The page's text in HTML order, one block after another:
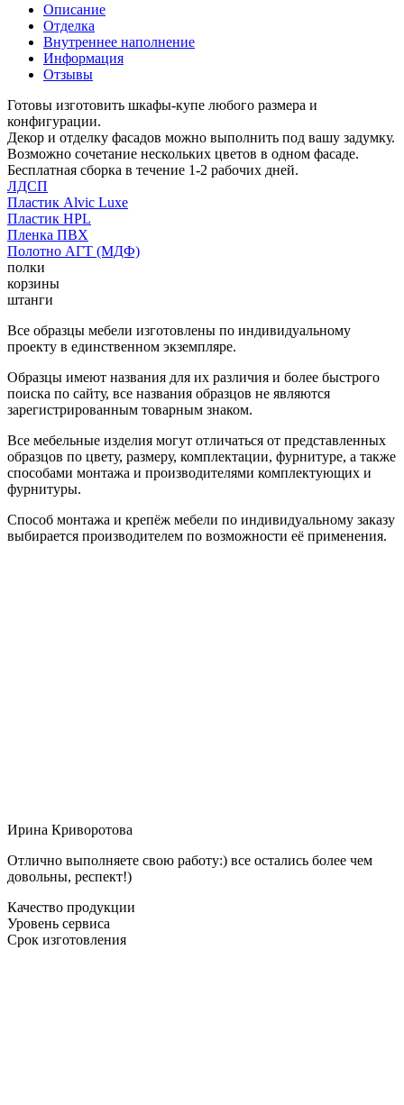
Описание
Отделка
Внутреннее наполнение
Информация
Отзывы
Готовы изготовить шкафы-купе любого размера и
конфигурации.
Декор и отделку фасадов можно выполнить под вашу задумку.
Возможно сочетание нескольких цветов в одном фасаде.
Бесплатная сборка в течение 1-2 рабочих дней.
ЛДСП
Пластик Alvic Luxe
Пластик HPL
Пленка ПВХ
Полотно АГТ (МДФ)
полки
корзины
штанги
Все образцы мебели изготовлены по индивидуальному
проекту в единственном экземпляре.
Образцы имеют названия для их различия и более быстрого
поиска по сайту, все названия образцов не являются
зарегистрированным товарным знаком.
Все мебельные изделия могут отличаться от представленных
образцов по цвету, размеру, комплектации, фурнитуре, а также
способами монтажа и производителями комплектующих и
фурнитуры.
Способ монтажа и крепёж мебели по индивидуальному заказу
выбирается производителем по возможности её применения.
Ирина Криворотова
Отлично выполняете свою работу:) все остались более чем
довольны, респект!)
Качество продукции
Уровень сервиса
Срок изготовления